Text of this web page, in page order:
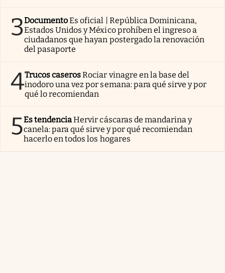
3DocumentoEs oficial | República Dominicana,
Estados Unidos y México prohíben el ingreso a
ciudadanos que hayan postergado la renovación
del pasaporte
4Trucos caserosRociar vinagre en la base del
inodoro una vez por semana: para qué sirve y por
qué lo recomiendan
5Es tendenciaHervir cáscaras de mandarina y
canela: para qué sirve y por qué recomiendan
hacerlo en todos los hogares